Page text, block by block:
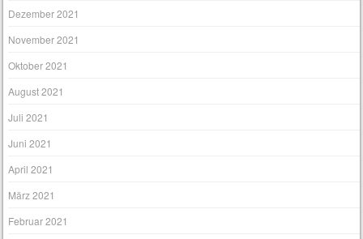
Dezember 2021
November 2021
Oktober 2021
August 2021
Juli 2021
Juni 2021
April 2021
März 2021
Februar 2021